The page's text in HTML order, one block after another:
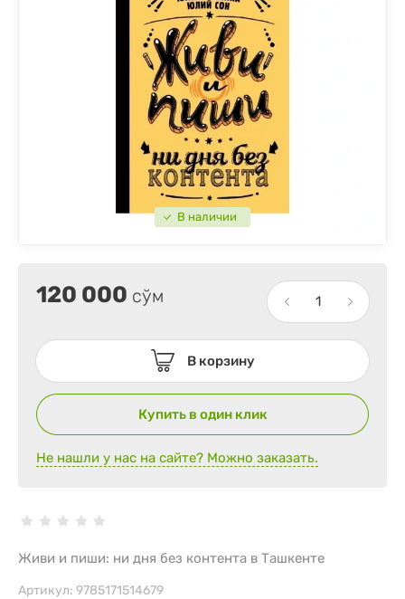
В наличии
120 000 сўм
В корзину
Купить в один клик
Не нашли у нас на сайте? Можно заказать.
Живи и пиши: ни дня без контента в Ташкенте
Артикул: 9785171514679